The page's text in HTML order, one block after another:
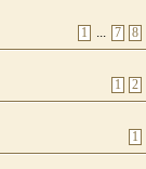
1 ... 7 8
1 2
1